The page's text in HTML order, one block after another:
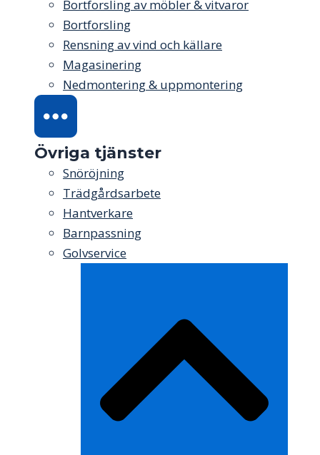
Bortforsling av möbler & vitvaror
Bortforsling
Rensning av vind och källare
Magasinering
Nedmontering & uppmontering
Övriga tjänster
Snöröjning
Trädgårdsarbete
Hantverkare
Barnpassning
Golvservice